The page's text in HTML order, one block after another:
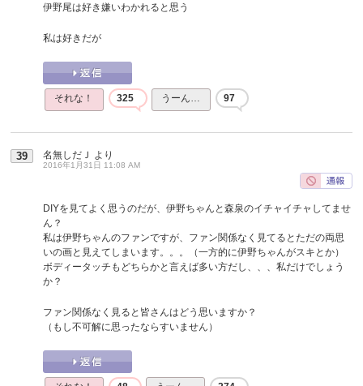
伊野尾は好き嫌いわかれると思う
私は好きだが
それな！ 325 うーん… 97
39 名無しだＪ より
2016年1月31日 11:08 AM
DIYを見てよく思うのだが、伊野ちゃんと森泉のイチャイチャしてませ
ん？
私は伊野ちゃんのファンですが、ファン関係なく見てるとただの両思
いの画と見えてしまいます。。。（一方的に伊野ちゃんがスキとか）
ボディータッチもどちらかと言えば多い方だし、、、私だけでしょう
か？
ファン関係なく見ると皆さんはどう思いますか？
（もし不可解に思ったならすいません）